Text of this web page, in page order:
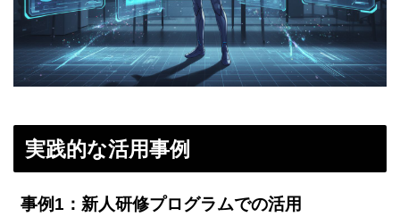
実践的な活用事例
事例1：新人研修プログラムでの活用